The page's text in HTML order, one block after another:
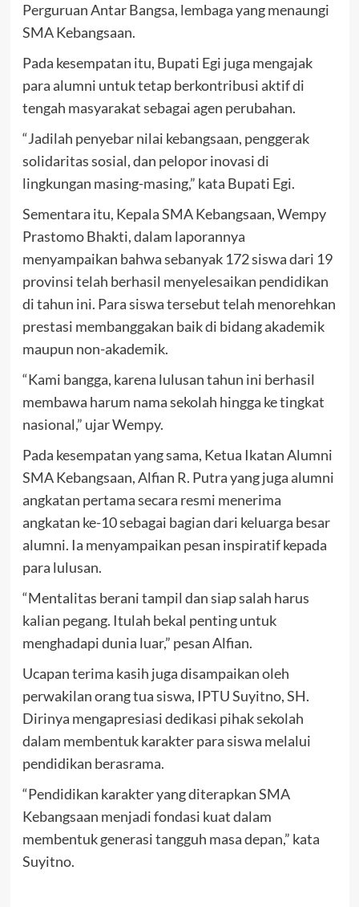
Perguruan Antar Bangsa, lembaga yang menaungi
SMA Kebangsaan.
Pada kesempatan itu, Bupati Egi juga mengajak
para alumni untuk tetap berkontribusi aktif di
tengah masyarakat sebagai agen perubahan.
“Jadilah penyebar nilai kebangsaan, penggerak
solidaritas sosial, dan pelopor inovasi di
lingkungan masing-masing,” kata Bupati Egi.
Sementara itu, Kepala SMA Kebangsaan, Wempy
Prastomo Bhakti, dalam laporannya
menyampaikan bahwa sebanyak 172 siswa dari 19
provinsi telah berhasil menyelesaikan pendidikan
di tahun ini. Para siswa tersebut telah menorehkan
prestasi membanggakan baik di bidang akademik
maupun non-akademik.
“Kami bangga, karena lulusan tahun ini berhasil
membawa harum nama sekolah hingga ke tingkat
nasional,” ujar Wempy.
Pada kesempatan yang sama, Ketua Ikatan Alumni
SMA Kebangsaan, Alfian R. Putra yang juga alumni
angkatan pertama secara resmi menerima
angkatan ke-10 sebagai bagian dari keluarga besar
alumni. Ia menyampaikan pesan inspiratif kepada
para lulusan.
“Mentalitas berani tampil dan siap salah harus
kalian pegang. Itulah bekal penting untuk
menghadapi dunia luar,” pesan Alfian.
Ucapan terima kasih juga disampaikan oleh
perwakilan orang tua siswa, IPTU Suyitno, SH.
Dirinya mengapresiasi dedikasi pihak sekolah
dalam membentuk karakter para siswa melalui
pendidikan berasrama.
“Pendidikan karakter yang diterapkan SMA
Kebangsaan menjadi fondasi kuat dalam
membentuk generasi tangguh masa depan,” kata
Suyitno.